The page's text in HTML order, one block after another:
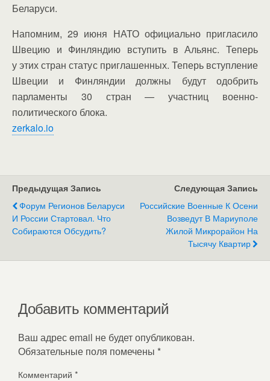
Беларуси.
Напомним, 29 июня НАТО официально пригласило
Швецию и Финляндию вступить в Альянс. Теперь
у этих стран статус приглашенных. Теперь вступление
Швеции и Финляндии должны будут одобрить
парламенты 30 стран — участниц военно-
политического блока.
zerkalo.io
Предыдущая Запись
Форум Регионов Беларуси
И России Стартовал. Что
Собираются Обсудить?
Следующая Запись
Российские Военные К Осени
Возведут В Мариуполе
Жилой Микрорайон На
Тысячу Квартир
Добавить комментарий
Ваш адрес email не будет опубликован.
Обязательные поля помечены *
Комментарий *